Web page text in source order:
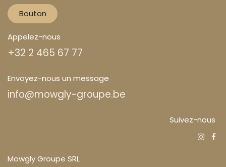
Bouton
Appelez-nous
+32 2 465 67 77
Envoyez-nous un message
info@mowgly-groupe.be
Suivez-nous
Mowgly Groupe SRL